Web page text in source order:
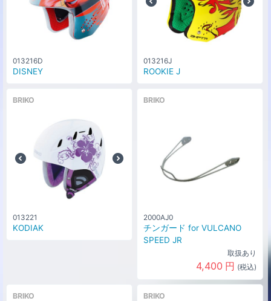
013216D
DISNEY
013216J
ROOKIE J
BRIKO
013221
KODIAK
BRIKO
2000AJ0
チンガード for VULCANO
SPEED JR
取扱あり
4,400 円 (税込)
BRIKO BRIKO